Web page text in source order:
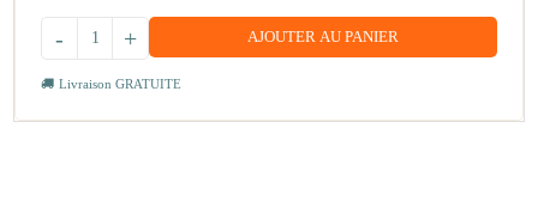
+
- AJOUTER AU PANIER
Livraison GRATUITE